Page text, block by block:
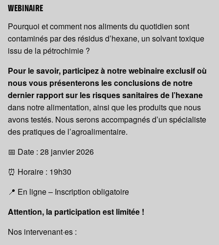
WEBINAIRE
Pourquoi et comment nos aliments du quotidien sont
contaminés par des résidus d’hexane, un solvant toxique
issu de la pétrochimie ?
Pour le savoir, participez à notre webinaire exclusif où
nous vous présenterons les conclusions de notre
dernier rapport sur les risques sanitaires de l’hexane
dans notre alimentation, ainsi que les produits que nous
avons testés. Nous serons accompagnés d’un spécialiste
des pratiques de l’agroalimentaire.
📅 Date : 28 janvier 2026
⏰ Horaire : 19h30
📍 En ligne – Inscription obligatoire
Attention, la participation est limitée !
Nos intervenant·es :